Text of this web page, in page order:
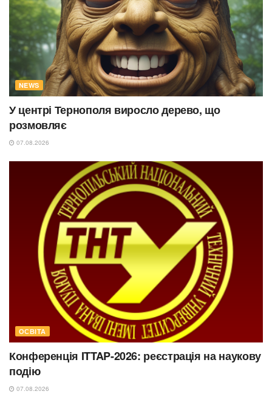
NEWS
У центрі Тернополя виросло дерево, що
розмовляє
07.08.2026
ОСВІТА
Конференція ITTAP-2026: реєстрація на наукову
подію
07.08.2026